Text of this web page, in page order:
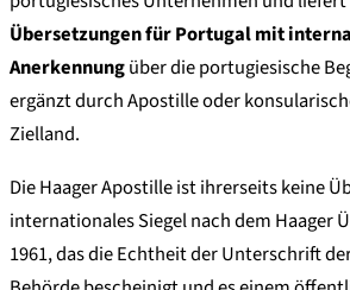
Übersetzungen für Portugal mit
Anerkennungüber die portugiesische
ergänzt durch Apostille oder
Zielland.
Die Haager Apostille ist ihrerseits keine
internationales Siegel nach dem Haager
1961, das die Echtheit der Unterschrift